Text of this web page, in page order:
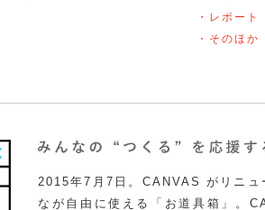
・レポート
・そのほか
2015年7月7日。CANVAS がリニュ
なが自由に使える「お道具箱」。